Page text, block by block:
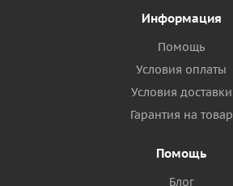
Информация
Помощь
Условия оплаты
Условия доставки
Гарантия на товар
Помощь
Блог